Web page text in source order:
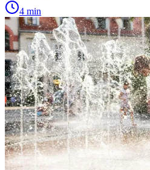
4 min